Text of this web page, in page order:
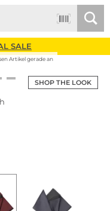
SALE
SHOP THE LOOK
Artikel gerade an